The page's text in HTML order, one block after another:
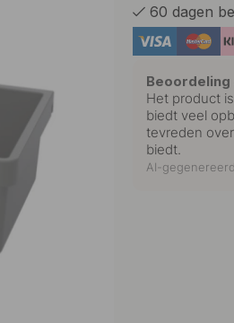
60 dagen
Het product
biedt veel
tevreden
biedt.
AI-